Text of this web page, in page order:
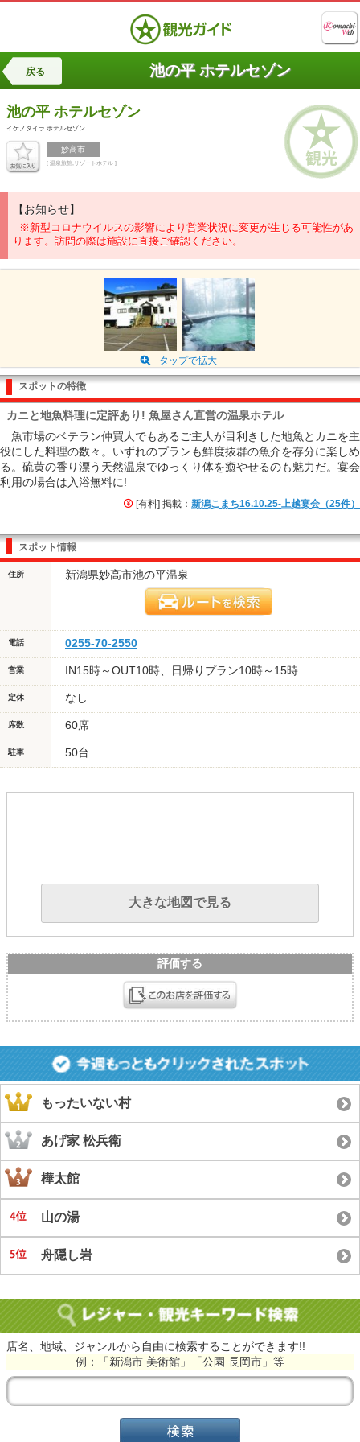
戻る 池の平 ホテルセゾン
池の平 ホテルセゾン
イケノタイラ ホテルセゾン
妙高市
[ 温泉旅館,リゾートホテル ]
【お知らせ】
※新型コロナウイルスの影響により営業状況に変更が生じる可能性があ
ります。訪問の際は施設に直接ご確認ください。
タップで拡大
スポットの特徴
カニと地魚料理に定評あり! 魚屋さん直営の温泉ホテル
魚市場のベテラン仲買人でもあるご主人が目利きした地魚とカニを主
役にした料理の数々。いずれのプランも鮮度抜群の魚介を存分に楽しめ
る。硫黄の香り漂う天然温泉でゆっくり体を癒やせるのも魅力だ。宴会
利用の場合は入浴無料に!
[有料] 掲載： 新潟こまち16.10.25-上越宴会（25件）
スポット情報
住所 新潟県妙高市池の平温泉
電話 0255-70-2550
営業 IN15時～OUT10時、日帰りプラン10時～15時
定休 なし
席数 60席
駐車 50台
大きな地図で見る
評価する
もったいない村
あげ家 松兵衛
樺太館
山の湯
舟隠し岩
店名、地域、ジャンルから自由に検索することができます!!
例：「新潟市 美術館」「公園 長岡市」等